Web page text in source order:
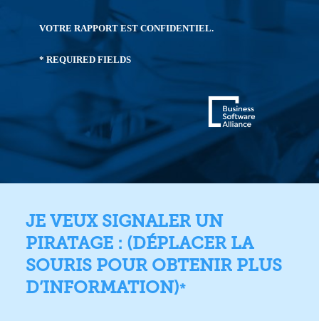
VOTRE RAPPORT EST CONFIDENTIEL.
* REQUIRED FIELDS
JE VEUX SIGNALER UN
PIRATAGE : (DÉPLACER LA
SOURIS POUR OBTENIR PLUS
D’INFORMATION)*